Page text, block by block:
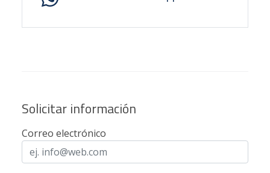
Solicitar información
Correo electrónico